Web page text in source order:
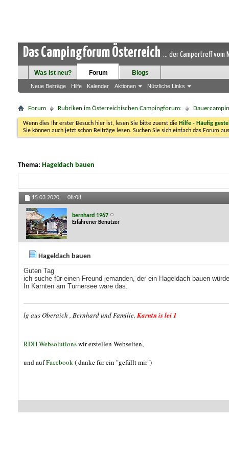
Das Campingforum Österreich ... der Campertreff vom
Was ist neu? Forum
Neue Beiträge Hilfe Kalender Aktionen Nützliche Links
Blogs
Forum Rubriken im Österreichischen Campingforum:
Wenn dies Ihr erster Besuch hier ist, lesen Sie bitte zuerst die Hilfe - Häufig
Sie können auch jetzt schon Beiträge lesen. Suchen Sie sich einfach das Forum
Thema: Hageldach bauen
15.03.2020, 08:08
bernhard 1967
Erfahrener Benutzer
Hageldach bauen
Guten Tag
ich suche für einen Freund jemanden, der ein Hageldach bauen
In Kärnten am Turnersee wäre das.
lg aus Oberaich , Bernhard und Familie.Karntn is lei 1
RDH Websolutionswir erstellen Webseiten,
und aufFacebook( danke für ein "gefällt mir")